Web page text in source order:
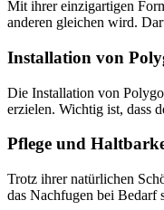
Mit ihrer einzigartigen
anderen gleichen wird.
Installation von
Die Installation von
erzielen. Wichtig ist, dass
Pflege und
Trotz ihrer natürlichen
das Nachfugen bei Bedarf